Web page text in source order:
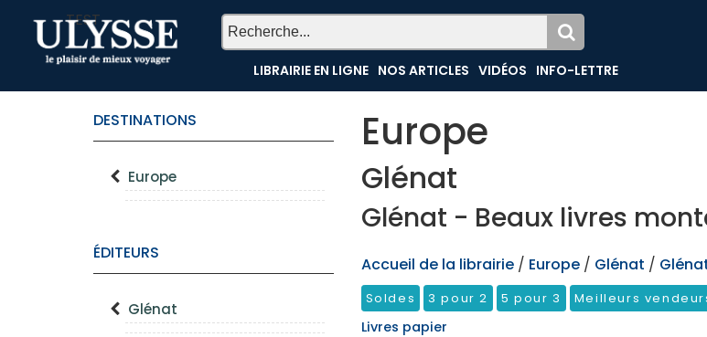
TEST
LIBRAIRIE EN LIGNE NOS ARTICLES VIDÉOS INFO-LETTRE
DESTINATIONS
Europe
ÉDITEURS
Glénat
Europe
Glénat
Glénat - Beaux livres
Accueil de la librairie / Europe / Glénat /
Soldes 3 pour 2 5 pour 3 Meilleurs
Livres papier